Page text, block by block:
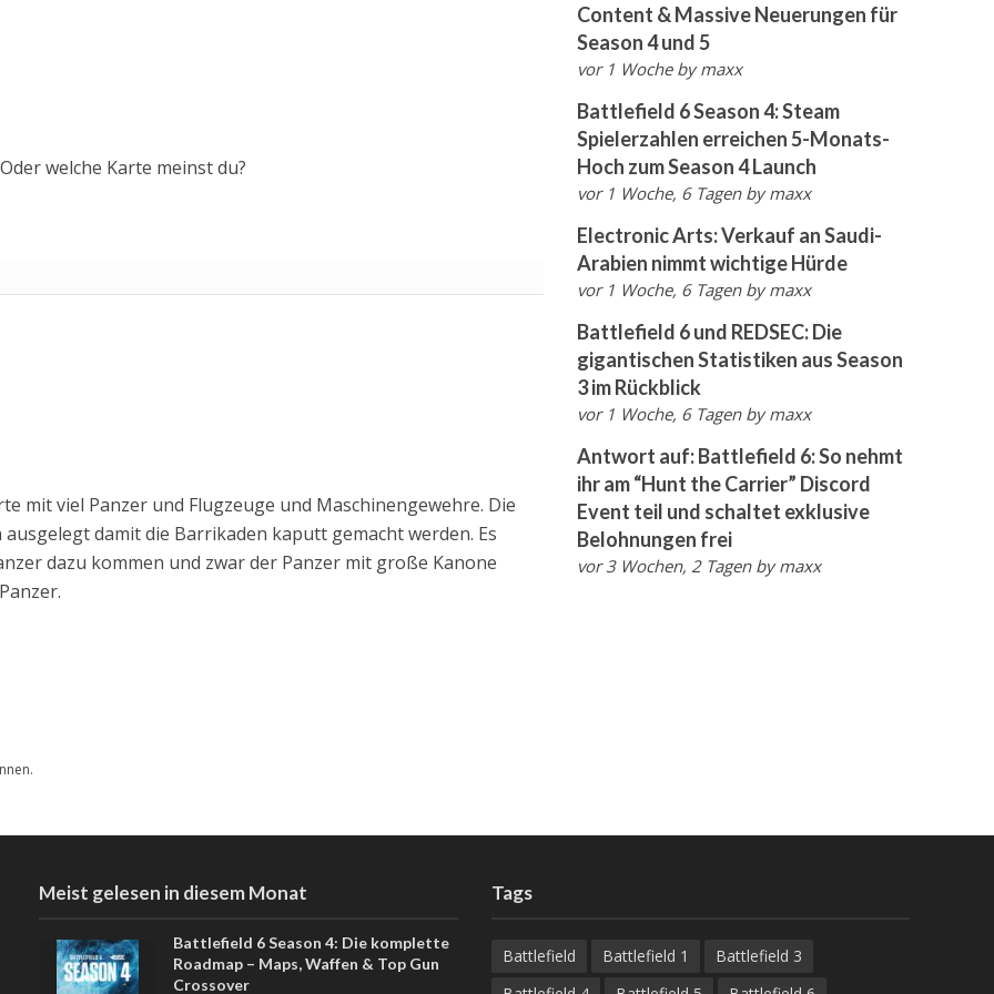
welche Karte meinst du?
mit viel Panzer und Flugzeuge und Maschinengewehre. Die
damit die Barrikaden kaputt gemacht werden. Es
dazu kommen und zwar der Panzer mit große Kanone
Content & Massive Neuerungen für
Season 4 und 5
vor 1 Woche bymaxx
Battlefield 6 Season 4: Steam
Spielerzahlen erreichen 5-Monats-
Hoch zum Season 4 Launch
vor 1 Woche, 6 Tagen bymaxx
Electronic Arts: Verkauf an Saudi-
Arabien nimmt wichtige Hürde
vor 1 Woche, 6 Tagen bymaxx
Battlefield 6 und REDSEC: Die
gigantischen Statistiken aus Season
3 im Rückblick
vor 1 Woche, 6 Tagen bymaxx
Antwort auf: Battlefield 6: So nehmt
ihr am “Hunt the Carrier” Discord
Event teil und schaltet exklusive
Belohnungen frei
vor 3 Wochen, 2 Tagen bymaxx
Meist gelesen in diesem Monat
Battlefield 6 Season 4: Die komplette
Roadmap – Maps, Waffen & Top Gun
Crossover
Tags
Battlefield Battlefield 1
Battlefield 3